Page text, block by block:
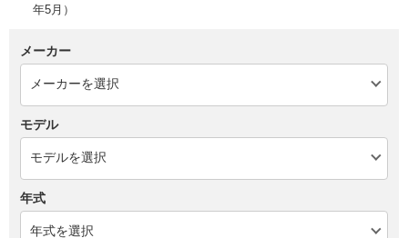
年5月）
メーカー
モデル
年式